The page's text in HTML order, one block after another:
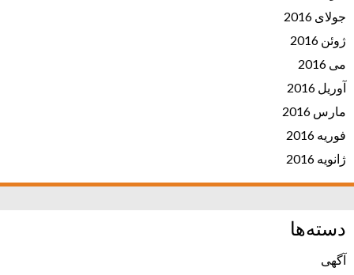
جولای 2016
ژوئن 2016
می 2016
آوریل 2016
مارس 2016
فوریه 2016
ژانویه 2016
دسته‌ها
آگهی